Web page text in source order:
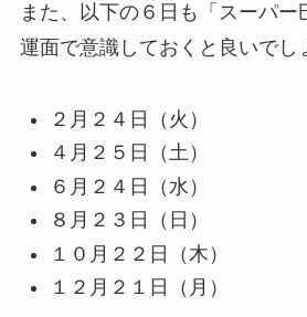
また、以下の６日も「スーパー
運面で意識しておくと良いでし
２月２４日（火）
４月２５日（土）
６月２４日（水）
８月２３日（日）
１０月２２日（木）
１２月２１日（月）